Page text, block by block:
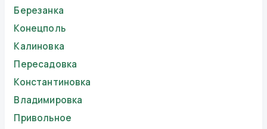
Березанка
Конецполь
Калиновка
Пересадовка
Константиновка
Владимировка
Привольное